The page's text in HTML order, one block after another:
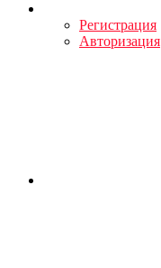
Регистрация
Авторизация